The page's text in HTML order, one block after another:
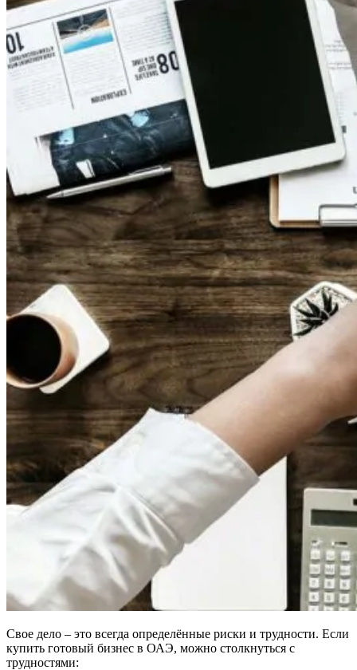
Свое дело – это всегда определённые риски и трудности. Если
купить готовый бизнес в ОАЭ, можно столкнуться с
трудностями: